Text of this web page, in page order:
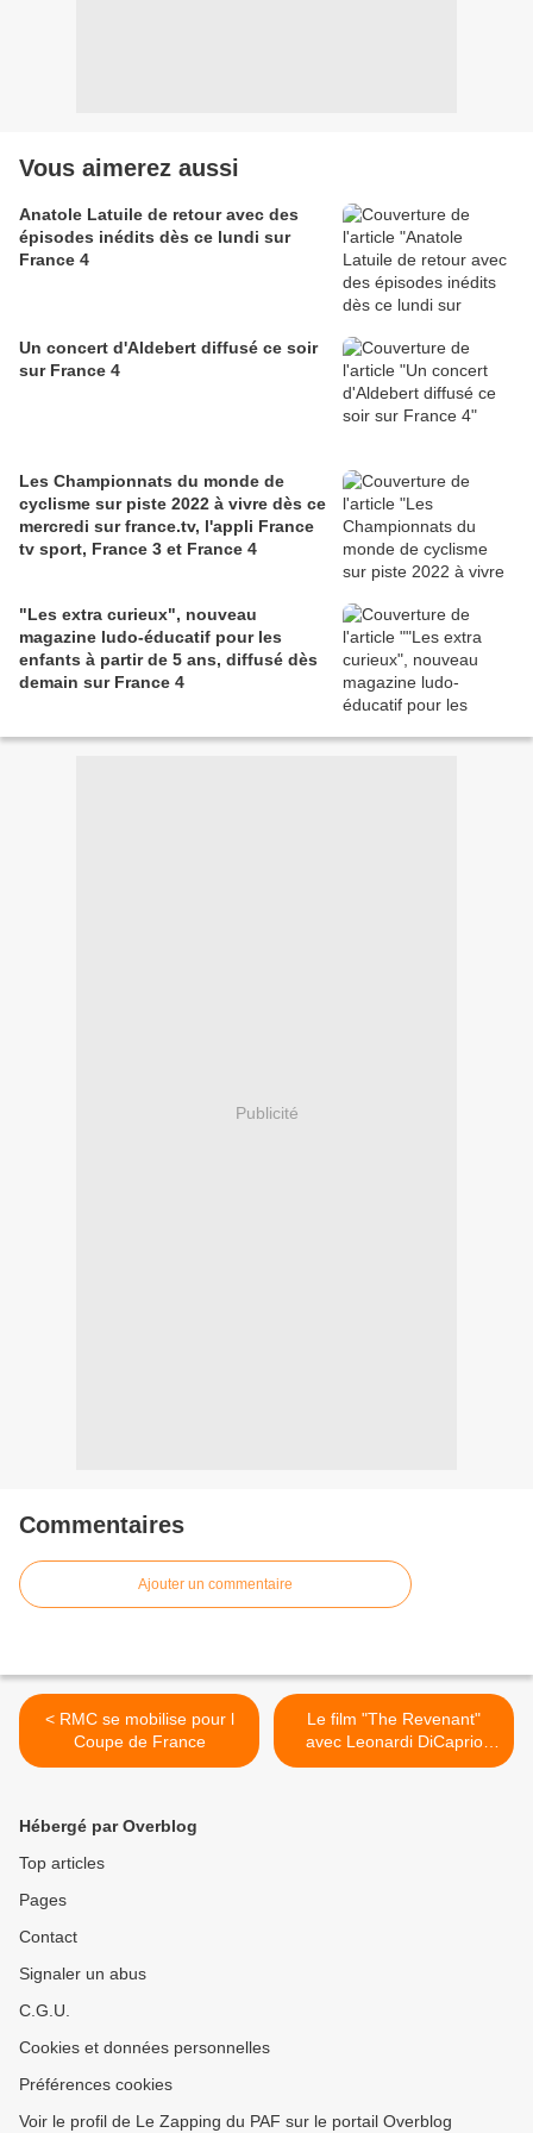
Vous aimerez aussi
Anatole Latuile de retour avec des
épisodes inédits dès ce lundi sur
France 4
Un concert d'Aldebert diffusé ce soir
sur France 4
Les Championnats du monde de
cyclisme sur piste 2022 à vivre dès ce
mercredi sur france.tv, l'appli France
tv sport, France 3 et France 4
"Les extra curieux", nouveau
magazine ludo-éducatif pour les
enfants à partir de 5 ans, diffusé dès
demain sur France 4
Publicité
Commentaires
Ajouter un commentaire
< RMC se mobilise pour l
Coupe de France
Le film "The Revenant"
avec Leonardi DiCaprio
diffusé ce soir sur Canal+ >
Hébergé par Overblog
Top articles
Pages
Contact
Signaler un abus
C.G.U.
Cookies et données personnelles
Préférences cookies
Voir le profil de Le Zapping du PAF sur le portail Overblog